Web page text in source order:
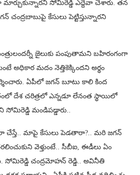
మార్చుకున్నారని సోమిరెడ్డి ఎద్దేవా చేశారు. తన
కేసులు పెట్టిస్తున్నారని
జైలుకు పంపుతామని బహిరంగంగా
అధికార మదం నెత్తికెక్కిందని అర్థం
ఏపీలో జగన్ బూటు కాలి కింద
దేశ చరిత్రలో ఎన్నడూ లేనంత స్థాయిలో
సోమిరెడ్డి మండిపడ్డారు..
చేస్తే.. మాపై కేసులు పెడతారా?.. మరి జగన్
వెళ్తుంటే.. సీబీఐ, ఈడీలు ఏం
సోమిరెడ్డి చంద్రమోహన్ రెడ్డి.. అవినీతి